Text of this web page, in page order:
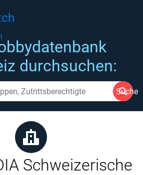
durchsuchen:
Suche
Schweizerische